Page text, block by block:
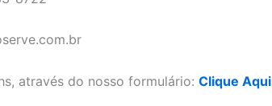
através do nosso formulário: Clique Aqui